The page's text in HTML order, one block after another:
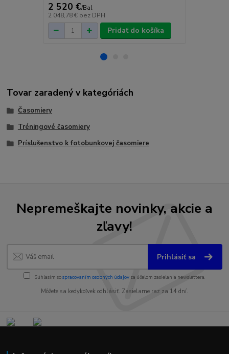
2 520 €/Bal
2 048,78 € bez DPH
Pridať do košíka
Tovar zaradený v kategóriách
Časomiery
Tréningové časomiery
Príslušenstvo k fotobunkovej časomiere
Nepremeškajte novinky, akcie a
zľavy!
Prihlásiť sa
Súhlasím sospracovaním osobných údajov za účelom zasielania newslettera.
Môžete sa kedykoľvek odhlásiť. Zasielame raz za 14 dní.